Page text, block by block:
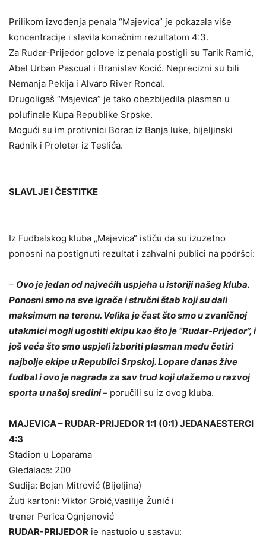
Prilikom izvođenja penala “Majevica” je pokazala više
koncentracije i slavila konačnim rezultatom 4:3.
Za Rudar-Prijedor golove iz penala postigli su Tarik Ramić,
Abel Urban Pascual i Branislav Kocić. Neprecizni su bili
Nemanja Pekija i Alvaro River Roncal.
Drugoligaš “Majevica” je tako obezbijedila plasman u
polufinale Kupa Republike Srpske.
Mogući su im protivnici Borac iz Banja luke, bijeljinski
Radnik i Proleter iz Teslića.
SLAVLJE I ČESTITKE
Iz Fudbalskog kluba „Majevica“ ističu da su izuzetno
ponosni na postignuti rezultat i zahvalni publici na podršci:
– Ovo je jedan od najvećih uspjeha u istoriji našeg kluba.
Ponosni smo na sve igrače i stručni štab koji su dali
maksimum na terenu. Velika je čast što smo u zvaničnoj
utakmici mogli ugostiti ekipu kao što je “Rudar-Prijedor”, i
još veća što smo uspjeli izboriti plasman među četiri
najbolje ekipe u Republici Srpskoj. Lopare danas žive
fudbal i ovo je nagrada za sav trud koji ulažemo u razvoj
sporta u našoj sredini– poručili su iz ovog kluba.
MAJEVICA – RUDAR-PRIJEDOR 1:1 (0:1) JEDANAESTERCI
4:3
Stadion u Loparama
Gledalaca: 200
Sudija: Bojan Mitrović (Bijeljina)
Žuti kartoni: Viktor Grbić,Vasilije Žunić i
trener Perica Ognjenović
RUDAR-PRIJEDOR je nastupio u sastavu: